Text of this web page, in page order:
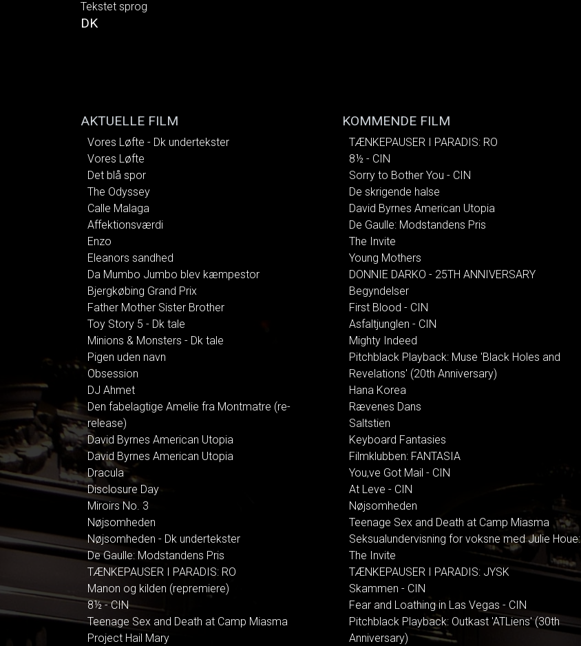
Tekstet sprog
DK
AKTUELLE FILM
Vores Løfte - Dk undertekster
Vores Løfte
Det blå spor
The Odyssey
Calle Malaga
Affektionsværdi
Enzo
Eleanors sandhed
Da Mumbo Jumbo blev kæmpestor
Bjergkøbing Grand Prix
Father Mother Sister Brother
Toy Story 5 - Dk tale
Minions & Monsters - Dk tale
Pigen uden navn
Obsession
DJ Ahmet
Den fabelagtige Amelie fra Montmatre (re-
release)
David Byrnes American Utopia
David Byrnes American Utopia
Dracula
Disclosure Day
Miroirs No. 3
Nøjsomheden
Nøjsomheden - Dk undertekster
De Gaulle: Modstandens Pris
TÆNKEPAUSER I PARADIS: RO
Manon og kilden (repremiere)
8½ - CIN
Teenage Sex and Death at Camp Miasma
Project Hail Mary
KOMMENDE FILM
TÆNKEPAUSER I PARADIS: RO
8½ - CIN
Sorry to Bother You - CIN
De skrigende halse
David Byrnes American Utopia
De Gaulle: Modstandens Pris
The Invite
Young Mothers
DONNIE DARKO - 25TH ANNIVERSARY
Begyndelser
First Blood - CIN
Asfaltjunglen - CIN
Mighty Indeed
Pitchblack Playback: Muse 'Black Holes and
Revelations' (20th Anniversary)
Hana Korea
Rævenes Dans
Saltstien
Keyboard Fantasies
Filmklubben: FANTASIA
You,ve Got Mail - CIN
At Leve - CIN
Nøjsomheden
Teenage Sex and Death at Camp Miasma
Seksualundervisning for voksne med Julie Houe:
The Invite
TÆNKEPAUSER I PARADIS: JYSK
Skammen - CIN
Fear and Loathing in Las Vegas - CIN
Pitchblack Playback: Outkast 'ATLiens' (30th
Anniversary)